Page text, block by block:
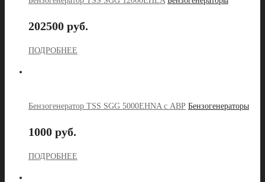
202500 руб.
ПОДРОБНЕЕ
Бензогенератор TSS SGG 5000EHNA с АВР Бензогенераторы
1000 руб.
ПОДРОБНЕЕ